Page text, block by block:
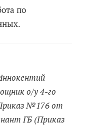
по
о/у 4-го
№176 от
ГБ (Приказ